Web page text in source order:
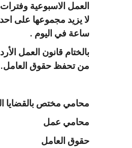
العمل الاسبوعية
لا يزيد مجموعها على
ساعة في اليوم .
بالختام قانون العمل
من تحفظ حقوق العامل.
محامي مختص بالقضايا
محامي عمل
حقوق العامل